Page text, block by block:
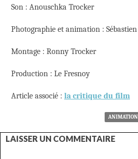
Son : Anouschka Trocker
Photographie et animation :
Montage : Ronny Trocker
Production : Le Fresnoy
Article associé : la critique du film
ANIMATION
LAISSER UN COMMENTAIRE